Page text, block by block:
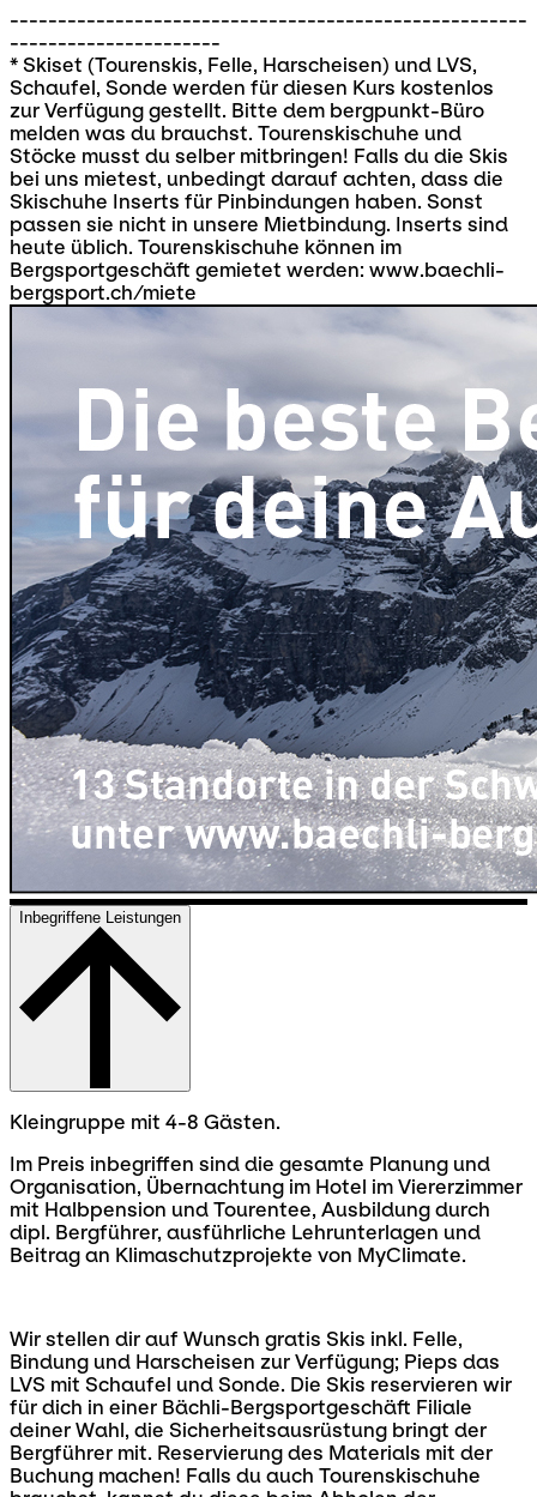
------------------------------------------------------
----------------------
* Skiset (Tourenskis, Felle, Harscheisen) und LVS,
Schaufel, Sonde werden für diesen Kurs kostenlos
zur Verfügung gestellt. Bitte dem bergpunkt-Büro
melden was du brauchst. Tourenskischuhe und
Stöcke musst du selber mitbringen! Falls du die Skis
bei uns mietest, unbedingt darauf achten, dass die
Skischuhe Inserts für Pinbindungen haben. Sonst
passen sie nicht in unsere Mietbindung. Inserts sind
heute üblich. Tourenskischuhe können im
Bergsportgeschäft gemietet werden: www.baechli-
bergsport.ch/miete
Inbegriffene Leistungen
Kleingruppe mit 4-8 Gästen.
Im Preis inbegriffen sind die gesamte Planung und
Organisation, Übernachtung im Hotel im Viererzimmer
mit Halbpension und Tourentee, Ausbildung durch
dipl. Bergführer, ausführliche Lehrunterlagen und
Beitrag an Klimaschutzprojekte von MyClimate.
Wir stellen dir auf Wunsch gratis Skis inkl. Felle,
Bindung und Harscheisen zur Verfügung; Pieps das
LVS mit Schaufel und Sonde. Die Skis reservieren wir
für dich in einer Bächli-Bergsportgeschäft Filiale
deiner Wahl, die Sicherheitsausrüstung bringt der
Bergführer mit. Reservierung des Materials mit der
Buchung machen! Falls du auch Tourenskischuhe